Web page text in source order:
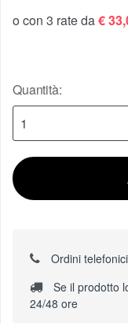
o con 3 rate da€
Quantità:
Ordini
Se il prodotto
24/48 ore